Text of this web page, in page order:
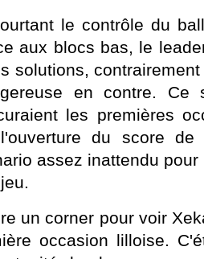
le contrôle du
aux blocs bas, le
solutions,
en contre. Ce
les premières
du score de
assez inattendu
un corner pour voir
occasion lilloise.